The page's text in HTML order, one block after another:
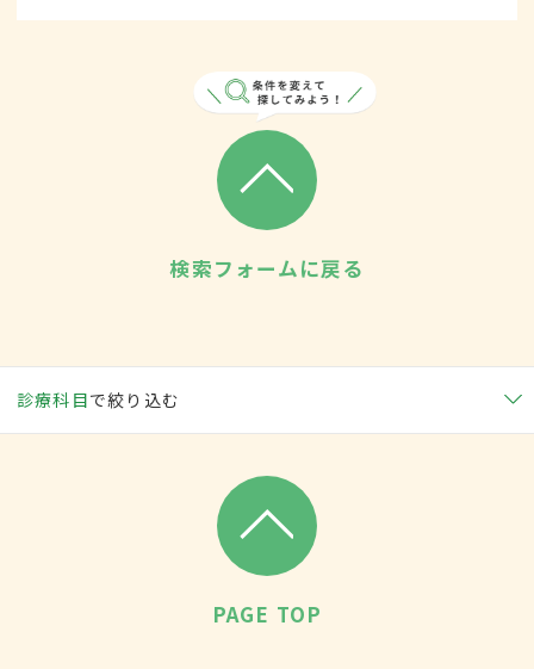
検索フォームに戻る
診療科目で絞り込む
PAGE TOP